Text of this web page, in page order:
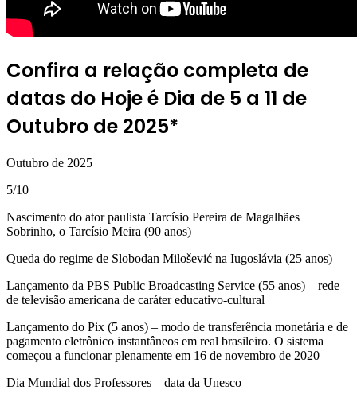
Confira a relação completa de
datas do Hoje é Dia de 5 a 11 de
Outubro de 2025*
Outubro de 2025
5/10
Nascimento do ator paulista Tarcísio Pereira de Magalhães
Sobrinho, o Tarcísio Meira (90 anos)
Queda do regime de Slobodan Milošević na Iugoslávia (25 anos)
Lançamento da PBS Public Broadcasting Service (55 anos) – rede
de televisão americana de caráter educativo-cultural
Lançamento do Pix (5 anos) – modo de transferência monetária e de
pagamento eletrônico instantâneos em real brasileiro. O sistema
começou a funcionar plenamente em 16 de novembro de 2020
Dia Mundial dos Professores – data da Unesco